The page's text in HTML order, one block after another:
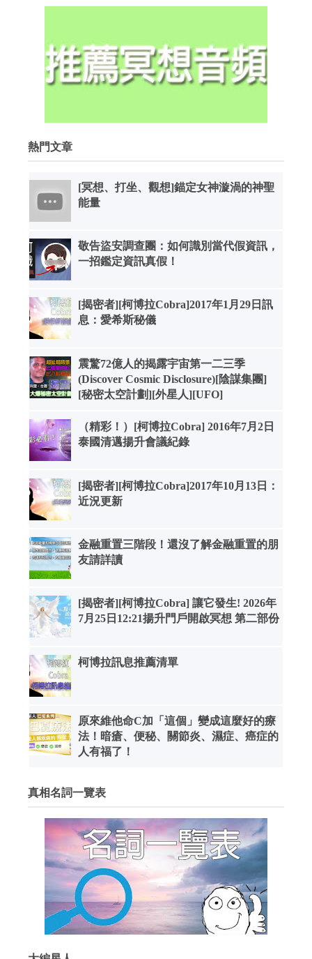
熱門文章
[冥想、打坐、觀想]錨定女神漩渦的神聖
能量
敬告盜安調查團：如何識別當代假資訊，
一招鑑定資訊真假！
[揭密者][柯博拉Cobra]2017年1月29日訊
息：愛希斯秘儀
震驚72億人的揭露宇宙第一二三季
(Discover Cosmic Disclosure)[陰謀集團]
[秘密太空計劃][外星人][UFO]
（精彩！）[柯博拉Cobra] 2016年7月2日
泰國清邁揚升會議紀錄
[揭密者][柯博拉Cobra]2017年10月13日：
近況更新
金融重置三階段！還沒了解金融重置的朋
友請詳讀
[揭密者][柯博拉Cobra] 讓它發生! 2026年
7月25日12:21揚升門戶開啟冥想 第二部份
柯博拉訊息推薦清單
原來維他命C加「這個」變成這麼好的療
法！暗瘡、便秘、關節炎、濕症、癌症的
人有福了！
真相名詞一覽表